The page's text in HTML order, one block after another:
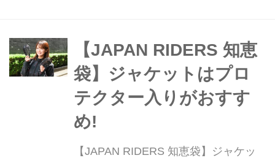
で、最旬冷却アイテムの実力を実際に
着用してチェック、その効果のほどを
サーモカメラで見...
【JAPAN RIDERS 知恵
袋】ジャケットはプロ
テクター入りがおすす
め!
【JAPAN RIDERS 知恵袋】ジャケッ